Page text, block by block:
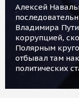
Алексей
Владимира
коррупцией,
Полярным
отбывал там
политических